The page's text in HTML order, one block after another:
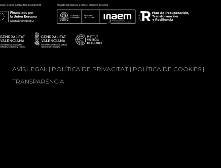
AVÍS LEGAL | POLÍTICA DE PRIVACITAT | POLÍTICA DE COOKIES |
TRANSPARÈNCIA